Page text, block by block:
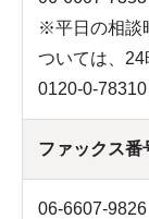
※平日の相談
ついては、24
0120-0-78310
ファックス番
06-6607-9826